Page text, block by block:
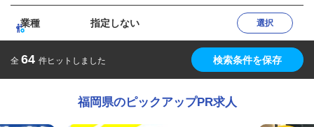
業種 指定しない 選択
全 64 件ヒットしました 検索条件を保存
福岡県のピックアップPR求人